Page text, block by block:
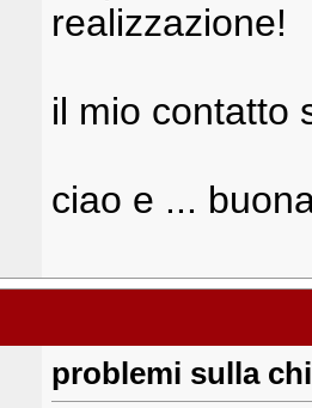
realizzazione!
il mio contatto
ciao e ...
problemi sulla